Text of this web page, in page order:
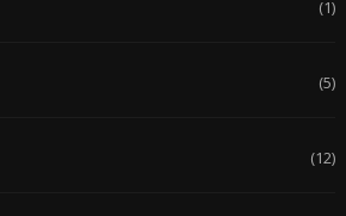
(1)
(5)
(12)